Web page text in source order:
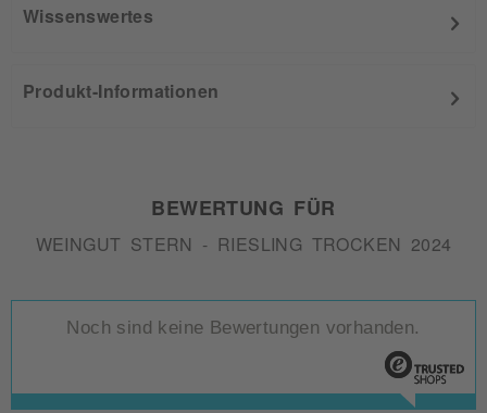
Wissenswertes
Produkt-Informationen
BEWERTUNG FÜR
WEINGUT STERN - RIESLING TROCKEN 2024
Noch sind keine Bewertungen vorhanden.